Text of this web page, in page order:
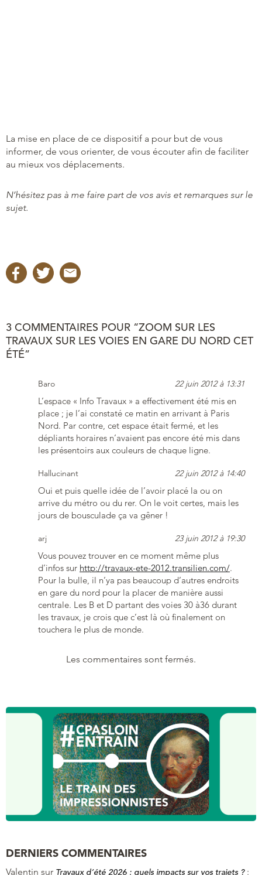
La mise en place de ce dispositif a pour but de vous
informer, de vous orienter, de vous écouter afin de faciliter
au mieux vos déplacements.
N’hésitez pas à me faire part de vos avis et remarques sur le
sujet.
3 COMMENTAIRES POUR “ZOOM SUR LES
TRAVAUX SUR LES VOIES EN GARE DU NORD CET
ÉTÉ”
Baro 22 juin 2012 à 13:31
L’espace « Info Travaux » a effectivement été mis en
place ; je l’ai constaté ce matin en arrivant à Paris
Nord. Par contre, cet espace était fermé, et les
dépliants horaires n’avaient pas encore été mis dans
les présentoirs aux couleurs de chaque ligne.
Hallucinant 22 juin 2012 à 14:40
Oui et puis quelle idée de l’avoir placé la ou on
arrive du métro ou du rer. On le voit certes, mais les
jours de bousculade ça va gêner !
arj 23 juin 2012 à 19:30
Vous pouvez trouver en ce moment même plus
d’infos sur http://travaux-ete-2012.transilien.com/.
Pour la bulle, il n’ya pas beaucoup d’autres endroits
en gare du nord pour la placer de manière aussi
centrale. Les B et D partant des voies 30 à36 durant
les travaux, je crois que c’est là où finalement on
touchera le plus de monde.
Les commentaires sont fermés.
DERNIERS COMMENTAIRES
Valentin sur Travaux d’été 2026 : quels impacts sur vos trajets ?: